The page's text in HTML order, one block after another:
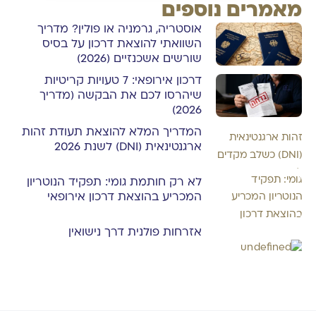
מאמרים נוספים
אוסטריה, גרמניה או פולין? מדריך
השוואתי להוצאת דרכון על בסיס
שורשים אשכנזיים (2026)
דרכון אירופאי: 7 טעויות קריטיות
שיהרסו לכם את הבקשה (מדריך
2026)
המדריך המלא להוצאת תעודת זהות
ארגנטינאית (DNI) לשנת 2026
לא רק חותמת גומי: תפקיד הנוטריון
המכריע בהוצאת דרכון אירופאי
אזרחות פולנית דרך נישואין